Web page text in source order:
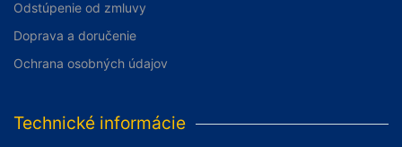
Odstúpenie od zmluvy
Doprava a doručenie
Ochrana osobných údajov
Technické informácie